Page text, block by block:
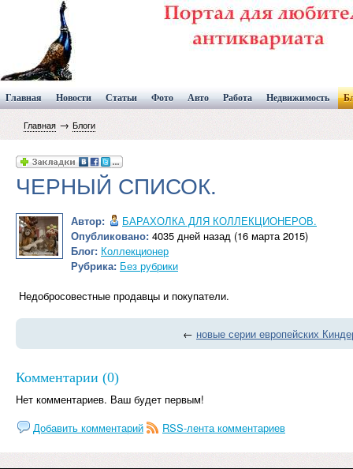
Главная Новости Статьи Фото Авто Работа Недвижимость
Главная → Блоги
ЧЕРНЫЙ СПИСОК.
Автор:
БАРАХОЛКА ДЛЯ КОЛЛЕКЦИОНЕРОВ.
Опубликовано: 4035 дней назад (16 марта 2015)
Блог: Коллекционер
Рубрика: Без рубрики
Недобросовестные продавцы и покупатели.
← новые серии европейских
Комментарии (0)
Нет комментариев. Ваш будет первым!
Добавить комментарий
RSS-лента комментариев